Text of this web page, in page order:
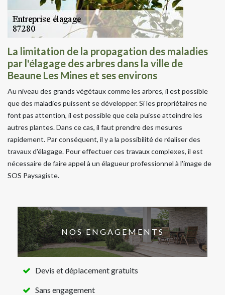
La limitation de la propagation des maladies
par l'élagage des arbres dans la ville de
Beaune Les Mines et ses environs
Au niveau des grands végétaux comme les arbres, il est possible
que des maladies puissent se développer. Si les propriétaires ne
font pas attention, il est possible que cela puisse atteindre les
autres plantes. Dans ce cas, il faut prendre des mesures
rapidement. Par conséquent, il y a la possibilité de réaliser des
travaux d'élagage. Pour effectuer ces travaux complexes, il est
nécessaire de faire appel à un élagueur professionnel à l'image de
SOS Paysagiste.
NOS ENGAGEMENTS
Devis et déplacement gratuits
Sans engagement